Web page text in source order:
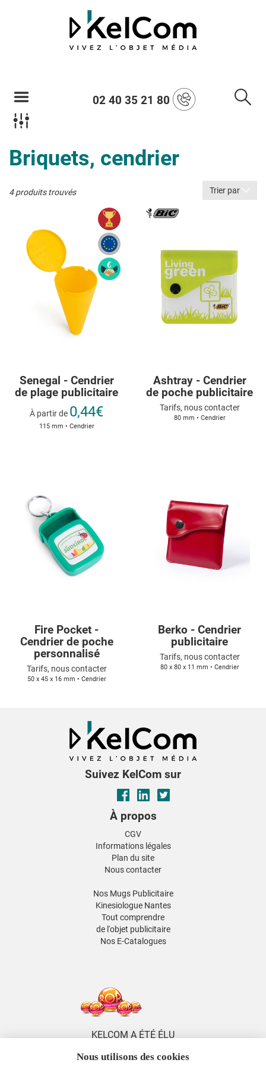
02 40 35 21 80
Briquets, cendrier
4 produits trouvés Trier par
Senegal - Cendrier
de plage publicitaire
À partir de 0,44€
115 mm • Cendrier
Ashtray - Cendrier
de poche publicitaire
Tarifs, nous contacter
80 mm • Cendrier
Fire Pocket -
Cendrier de poche
personnalisé
Tarifs, nous contacter
50 x 45 x 16 mm • Cendrier
Berko - Cendrier
publicitaire
Tarifs, nous contacter
80 x 80 x 11 mm • Cendrier
Suivez KelCom sur
À propos
CGV
Informations légales
Plan du site
Nous contacter
Nos Mugs Publicitaire
Kinesiologue Nantes
Tout comprendre
de l'objet publicitaire
Nos E-Catalogues
KELCOM A ÉTÉ ÉLU
DE L'ANNÉE
Nous utilisons des cookies